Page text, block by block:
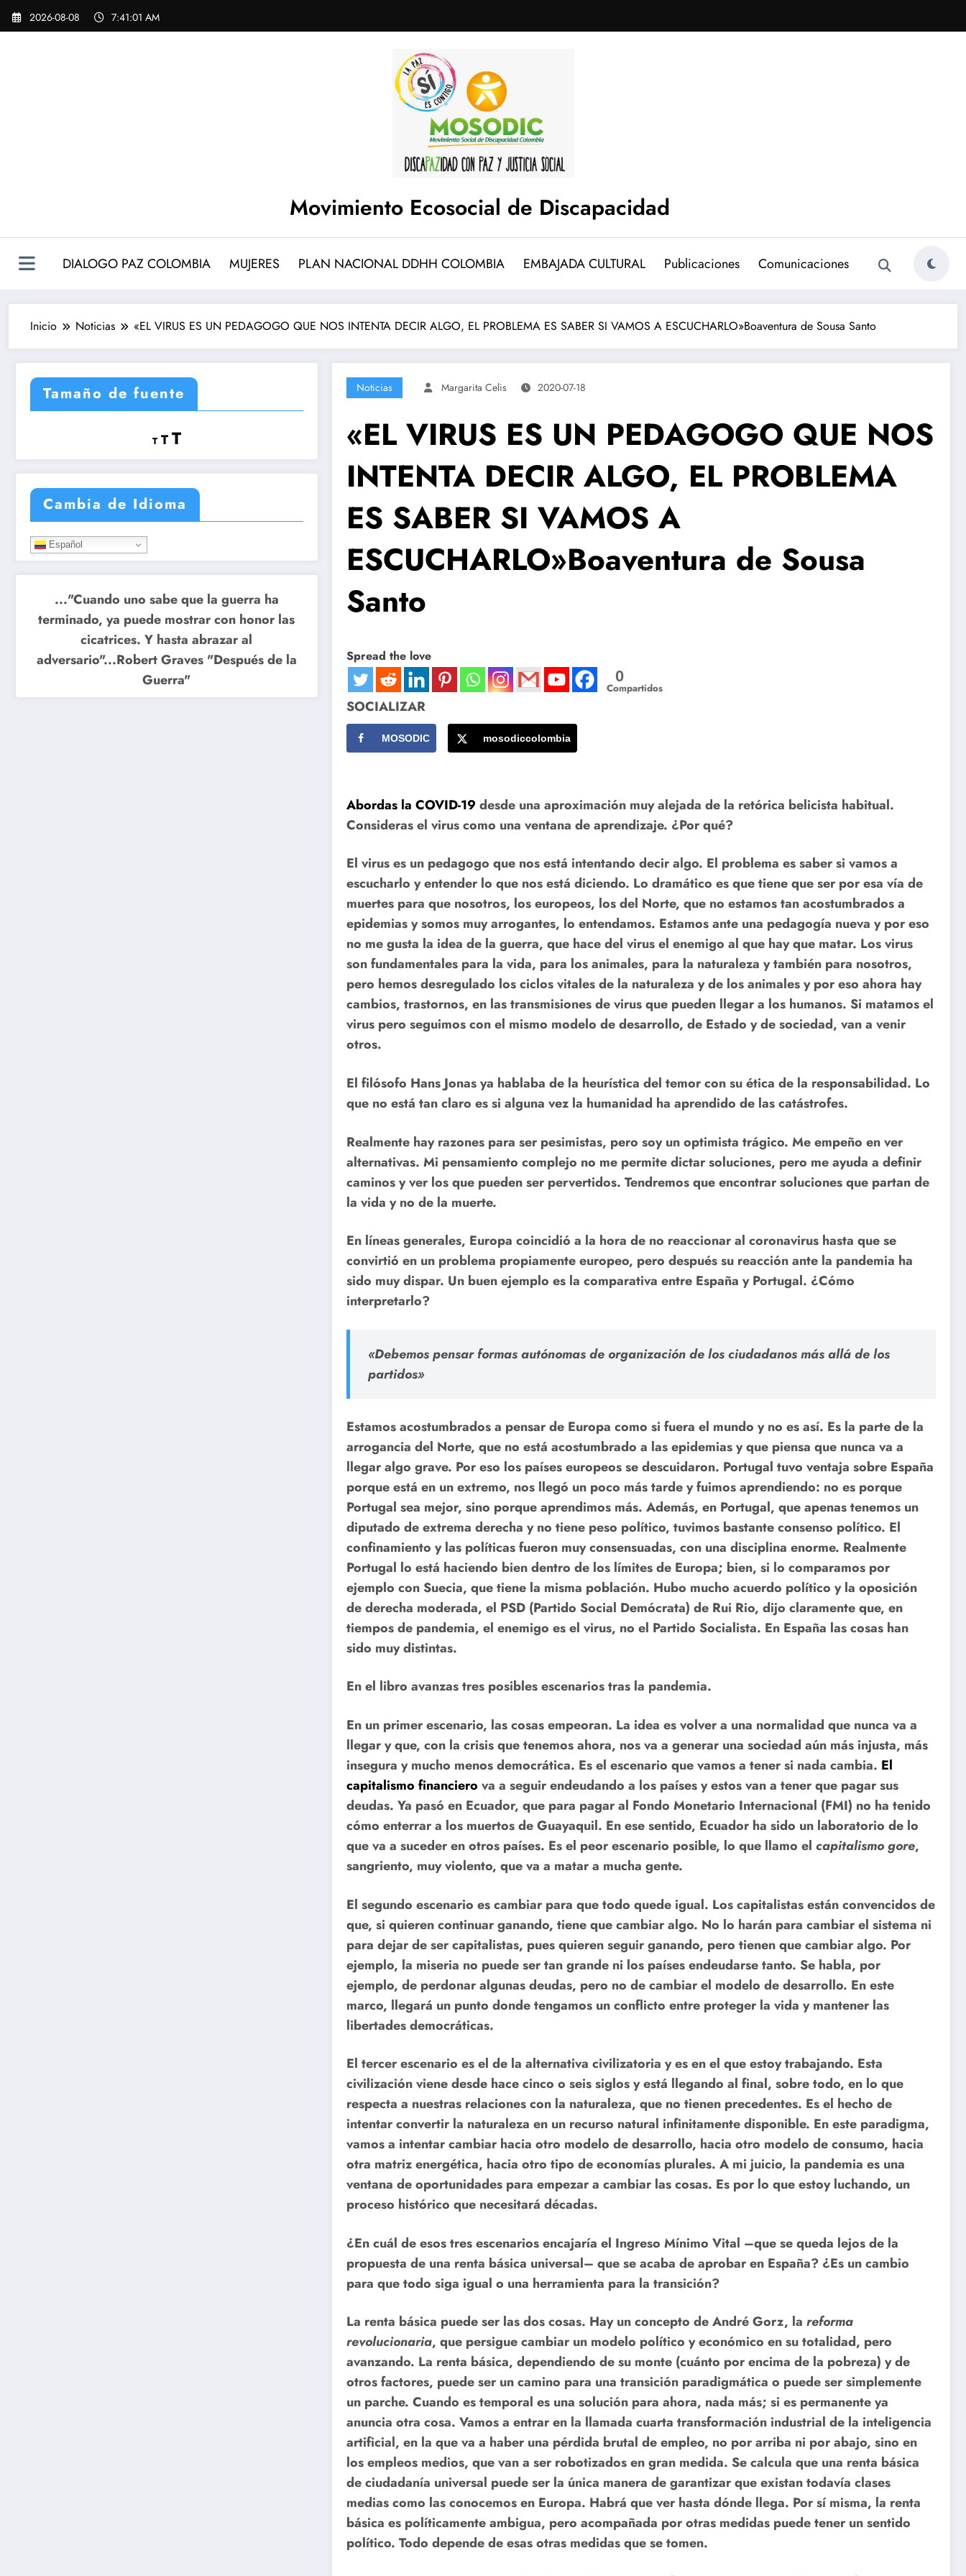
content
Saltar
2026-08-08 7:41:02 AM
Movimiento Ecosocial de Discapacidad
DIALOGO PAZ COLOMBIA MUJERES PLAN NACIONAL DDHH COLOMBIA EMBAJADA CULTURAL Publicaciones Comunicaciones
Inicio Noticias «EL VIRUS ES UN PEDAGOGO QUE NOS INTENTA DECIR ALGO, EL PROBLEMA ES SABER SI VAMOS A ESCUCHARLO»Boaventura de Sousa Santo
Tamaño de fuente
T
Reducir
tamaño
de
fuente.
TRestablecer
tamaño
de
fuente
TAumentar
tamaño
de
fuente.
Cambia de Idioma
Español
..."Cuando uno sabe que la guerra ha
terminado, ya puede mostrar con honor las
cicatrices. Y hasta abrazar al
adversario"...Robert Graves "Después de la
Guerra"
Noticias Margarita Celis 2020-07-18
«EL VIRUS ES UN PEDAGOGO QUE NOS
INTENTA DECIR ALGO, EL PROBLEMA
ES SABER SI VAMOS A
ESCUCHARLO»Boaventura de Sousa
Santo
Spread the love
0
Compartidos
SOCIALIZAR
MOSODIC mosodiccolombia
Abordas la COVID-19desde una aproximación muy alejada de la retórica belicista habitual.
Consideras el virus como una ventana de aprendizaje. ¿Por qué?
El virus es un pedagogo que nos está intentando decir algo. El problema es saber si vamos a
escucharlo y entender lo que nos está diciendo. Lo dramático es que tiene que ser por esa vía de
muertes para que nosotros, los europeos, los del Norte, que no estamos tan acostumbrados a
epidemias y somos muy arrogantes, lo entendamos. Estamos ante una pedagogía nueva y por eso
no me gusta la idea de la guerra, que hace del virus el enemigo al que hay que matar. Los virus
son fundamentales para la vida, para los animales, para la naturaleza y también para nosotros,
pero hemos desregulado los ciclos vitales de la naturaleza y de los animales y por eso ahora hay
cambios, trastornos, en las transmisiones de virus que pueden llegar a los humanos. Si matamos el
virus pero seguimos con el mismo modelo de desarrollo, de Estado y de sociedad, van a venir
otros.
El filósofo Hans Jonas ya hablaba de la heurística del temor con su ética de la responsabilidad. Lo
que no está tan claro es si alguna vez la humanidad ha aprendido de las catástrofes.
Realmente hay razones para ser pesimistas, pero soy un optimista trágico. Me empeño en ver
alternativas. Mi pensamiento complejo no me permite dictar soluciones, pero me ayuda a definir
caminos y ver los que pueden ser pervertidos. Tendremos que encontrar soluciones que partan de
la vida y no de la muerte.
En líneas generales, Europa coincidió a la hora de no reaccionar al coronavirus hasta que se
convirtió en un problema propiamente europeo, pero después su reacción ante la pandemia ha
sido muy dispar. Un buen ejemplo es la comparativa entre España y Portugal. ¿Cómo
interpretarlo?
«Debemos pensar formas autónomas de organización de los ciudadanos más allá de los
partidos»
Estamos acostumbrados a pensar de Europa como si fuera el mundo y no es así. Es la parte de la
arrogancia del Norte, que no está acostumbrado a las epidemias y que piensa que nunca va a
llegar algo grave. Por eso los países europeos se descuidaron. Portugal tuvo ventaja sobre España
porque está en un extremo, nos llegó un poco más tarde y fuimos aprendiendo: no es porque
Portugal sea mejor, sino porque aprendimos más. Además, en Portugal, que apenas tenemos un
diputado de extrema derecha y no tiene peso político, tuvimos bastante consenso político. El
confinamiento y las políticas fueron muy consensuadas, con una disciplina enorme. Realmente
Portugal lo está haciendo bien dentro de los límites de Europa; bien, si lo comparamos por
ejemplo con Suecia, que tiene la misma población. Hubo mucho acuerdo político y la oposición
de derecha moderada, el PSD (Partido Social Demócrata) de Rui Rio, dijo claramente que, en
tiempos de pandemia, el enemigo es el virus, no el Partido Socialista. En España las cosas han
sido muy distintas.
En el libro avanzas tres posibles escenarios tras la pandemia.
En un primer escenario, las cosas empeoran. La idea es volver a una normalidad que nunca va a
llegar y que, con la crisis que tenemos ahora, nos va a generar una sociedad aún más injusta, más
insegura y mucho menos democrática. Es el escenario que vamos a tener si nada cambia. El
capitalismo financiero va a seguir endeudando a los países y estos van a tener que pagar sus
deudas. Ya pasó en Ecuador, que para pagar al Fondo Monetario Internacional (FMI) no ha tenido
cómo enterrar a los muertos de Guayaquil. En ese sentido, Ecuador ha sido un laboratorio de lo
que va a suceder en otros países. Es el peor escenario posible, lo que llamo elcapitalismo gore,
sangriento, muy violento, que va a matar a mucha gente.
El segundo escenario es cambiar para que todo quede igual. Los capitalistas están convencidos de
que, si quieren continuar ganando, tiene que cambiar algo. No lo harán para cambiar el sistema ni
para dejar de ser capitalistas, pues quieren seguir ganando, pero tienen que cambiar algo. Por
ejemplo, la miseria no puede ser tan grande ni los países endeudarse tanto. Se habla, por
ejemplo, de perdonar algunas deudas, pero no de cambiar el modelo de desarrollo. En este
marco, llegará un punto donde tengamos un conflicto entre proteger la vida y mantener las
libertades democráticas.
El tercer escenario es el de la alternativa civilizatoria y es en el que estoy trabajando. Esta
civilización viene desde hace cinco o seis siglos y está llegando al final, sobre todo, en lo que
respecta a nuestras relaciones con la naturaleza, que no tienen precedentes. Es el hecho de
intentar convertir la naturaleza en un recurso natural infinitamente disponible. En este paradigma,
vamos a intentar cambiar hacia otro modelo de desarrollo, hacia otro modelo de consumo, hacia
otra matriz energética, hacia otro tipo de economías plurales. A mi juicio, la pandemia es una
ventana de oportunidades para empezar a cambiar las cosas. Es por lo que estoy luchando, un
proceso histórico que necesitará décadas.
¿En cuál de esos tres escenarios encajaría el Ingreso Mínimo Vital –que se queda lejos de la
propuesta de una renta básica universal– que se acaba de aprobar en España? ¿Es un cambio
para que todo siga igual o una herramienta para la transición?
La renta básica puede ser las dos cosas. Hay un concepto de André Gorz, lareforma
revolucionaria, que persigue cambiar un modelo político y económico en su totalidad, pero
avanzando. La renta básica, dependiendo de su monte (cuánto por encima de la pobreza) y de
otros factores, puede ser un camino para una transición paradigmática o puede ser simplemente
un parche. Cuando es temporal es una solución para ahora, nada más; si es permanente ya
anuncia otra cosa. Vamos a entrar en la llamada cuarta transformación industrial de la inteligencia
artificial, en la que va a haber una pérdida brutal de empleo, no por arriba ni por abajo, sino en
los empleos medios, que van a ser robotizados en gran medida. Se calcula que una renta básica
de ciudadanía universal puede ser la única manera de garantizar que existan todavía clases
medias como las conocemos en Europa. Habrá que ver hasta dónde llega. Por sí misma, la renta
básica es políticamente ambigua, pero acompañada por otras medidas puede tener un sentido
político. Todo depende de esas otras medidas que se tomen.